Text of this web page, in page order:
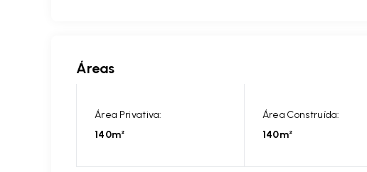
Áreas
Área Privativa:
140m²
Área Construída:
140m²